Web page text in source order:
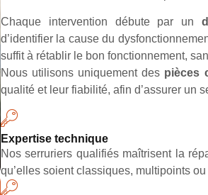
Chaque intervention débute par un
d’identifier la cause du
suffit à rétablir le bon fonctionnement,
Nous utilisons uniquement des pièces
qualité et leur fiabilité, afin d’assurer un
Expertise technique
Nos serruriers qualifiés maîtrisent la
qu’elles soient classiques, multipoints